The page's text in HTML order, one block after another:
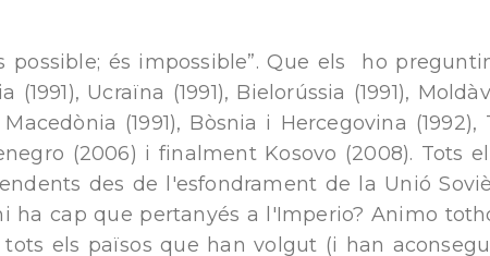
possible; és impossible”. Que els ho
(1991), Ucraïna (1991), Bielorússia (1991),
Macedònia (1991), Bòsnia i Hercegovina
(2006) i finalment Kosovo (2008). Tots
des de l'esfondrament de la Unió
ha cap que pertanyés a l'Imperio? Animo
tots els països que han volgut (i han